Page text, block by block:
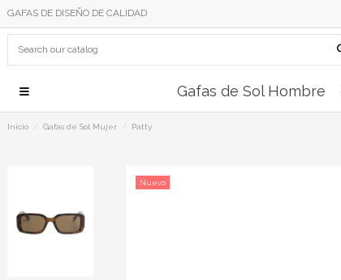
GAFAS DE DISEÑO DE CALIDAD
Gafas de Sol Hombre
Inicio Gafas de Sol Mujer Patty
Nuevo